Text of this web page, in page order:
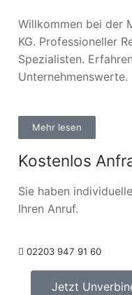
Willkommen bei der
KG. Professioneller
Spezialisten.
Unternehmenswerte.
Mehr lesen
Kostenlos
Sie haben
Ihren Anruf.
02203 947 91 60
Jetzt